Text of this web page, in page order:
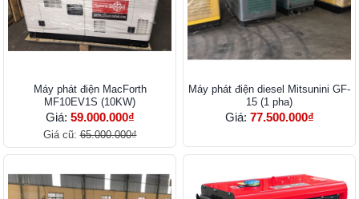
Máy phát điện MacForth
MF10EV1S (10KW)
Giá: 59.000.000₫
Giá cũ:65.000.000₫
Máy phát điện diesel Mitsunini GF-
15 (1 pha)
Giá: 77.500.000₫